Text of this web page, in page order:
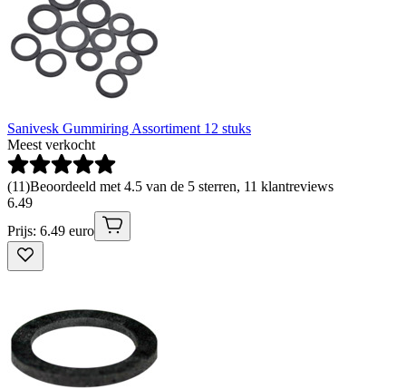
Sanivesk Gummiring Assortiment 12 stuks
Meest verkocht
(11)Beoordeeld met 4.5 van de 5 sterren, 11 klantreviews
6.49
Prijs: 6.49 euro